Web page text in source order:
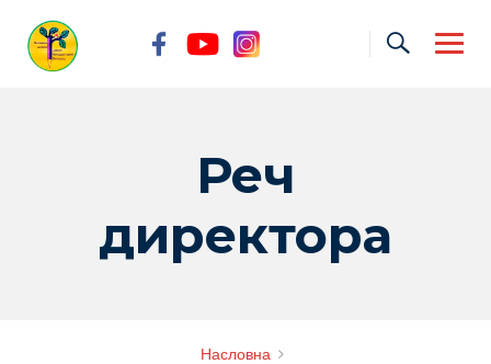
content
Реч
директора
Насловна